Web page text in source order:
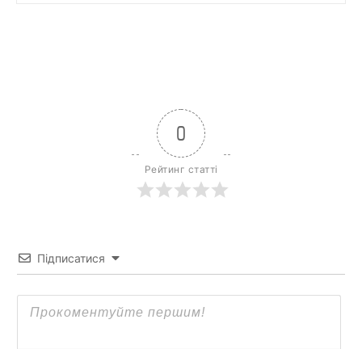
0
Рейтинг статті
Підписатися